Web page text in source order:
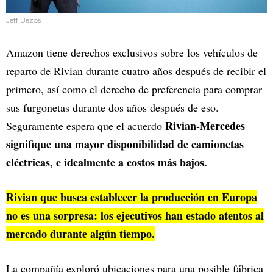
Jeff Bezos
Amazon tiene derechos exclusivos sobre los vehículos de
reparto de Rivian durante cuatro años después de recibir el
primero, así como el derecho de preferencia para comprar
sus furgonetas durante dos años después de eso.
Seguramente espera que el acuerdo Rivian-Mercedes
signifique una mayor disponibilidad de camionetas
eléctricas, e idealmente a costos más bajos.
Rivian que busca establecer la producción en Europa
no es una sorpresa: los ejecutivos han estado atentos al
mercado durante algún tiempo.
La compañía exploró ubicaciones para una posible fábrica